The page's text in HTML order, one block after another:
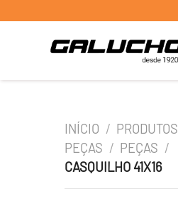
INÍCIO / PRODUTOS
PEÇAS / PEÇAS /
CASQUILHO 41X16